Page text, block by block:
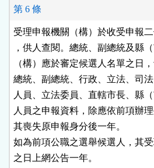
第 6 條
受理申報機關（構）於收受申報
，供人查閱。總統、副總統及縣
（構）應於審定候選人名單之日
總統、副總統、行政、立法、司
人員、立法委員、直轄市長、縣
人員之申報資料，除應依前項辦
其喪失原申報身分後一年。
如為前項公職之選舉候選人，其
之日上網公告一年。